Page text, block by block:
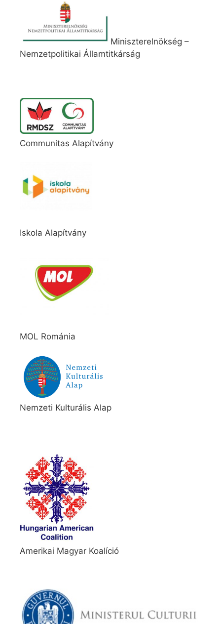
Miniszterelnökség –
Nemzetpolitikai Államtitkárság
Communitas Alapítvány
Iskola Alapítvány
MOL Románia
Nemzeti Kulturális Alap
Amerikai Magyar Koalíció